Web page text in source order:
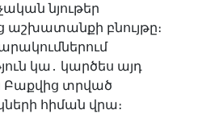
նյութեր
բնույթը։
կա․ կարծես այդ
Բաքվից տրված
հիման վրա։